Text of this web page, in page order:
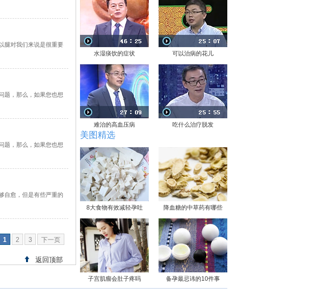
腿对我们来说是很重要
题，那么，如果您也想
题，那么，如果您也想
自愈，但是有些严重的
1 2 3 下一页
返回顶部
水湿痰饮的症状 可以治病的花儿
难治的高血压病 吃什么治疗脱发
美图精选
8大食物有效减轻孕吐 降血糖的中草药有哪些
子宫肌瘤会肚子疼吗 备孕最忌讳的10件事